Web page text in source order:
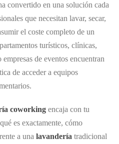
convertido en una solución cada
que necesitan lavar, secar,
el coste completo de un
turísticos, clínicas,
de eventos encuentran
de acceder a equipos
coworking encaja con tu
es exactamente, cómo
a una lavandería tradicional